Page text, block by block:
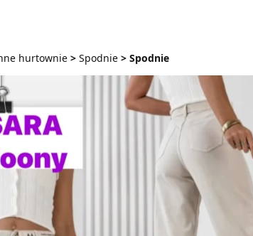
hurtownie > Spodnie > Spodnie